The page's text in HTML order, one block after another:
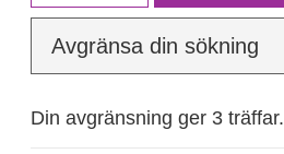
Avgränsa din sökning
Din avgränsning ger 3 träffar.